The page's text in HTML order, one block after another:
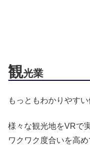
観光業
もっともわかりやすい
様々な観光地をVRで
ワクワク度合いを高